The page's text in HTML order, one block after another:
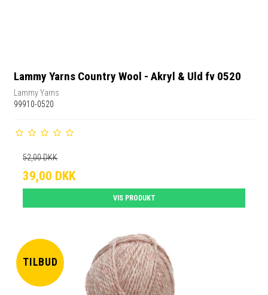
Lammy Yarns Country Wool - Akryl & Uld fv 0520
Lammy Yarns
99910-0520
52,00 DKK
39,00 DKK
VIS PRODUKT
TILBUD